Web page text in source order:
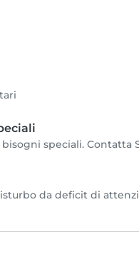
speciali. Contatta
da deficit di